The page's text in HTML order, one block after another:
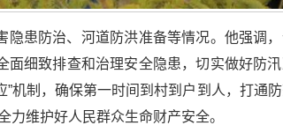
患防治、河道防洪准备等情况。他强调
细致排查和治理安全隐患，切实做好防
机制，确保第一时间到村到户到人，打通
维护好人民群众生命财产安全。